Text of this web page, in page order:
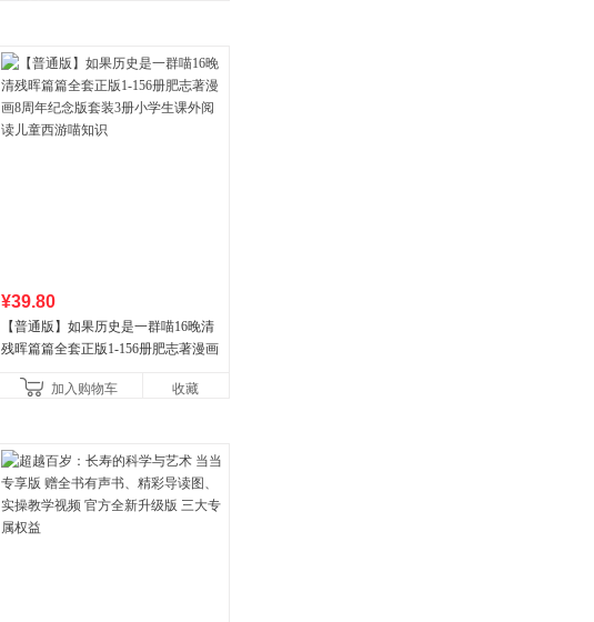
¥39.80
【普通版】如果历史是一群喵16晚清
残晖篇篇全套正版1-156册肥志著漫画
儿童西游喵知识
加入购物车 收藏